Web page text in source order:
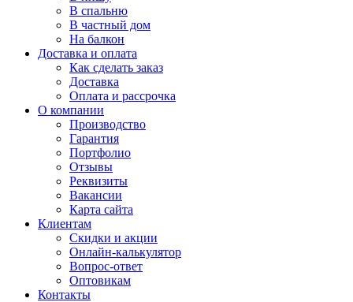
В спальню
В частный дом
На балкон
Доставка и оплата
Как сделать заказ
Доставка
Оплата и рассрочка
О компании
Производство
Гарантия
Портфолио
Отзывы
Реквизиты
Вакансии
Карта сайта
Клиентам
Скидки и акции
Онлайн-калькулятор
Вопрос-ответ
Оптовикам
Контакты